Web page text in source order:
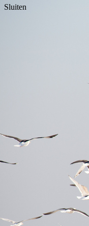
Sluiten